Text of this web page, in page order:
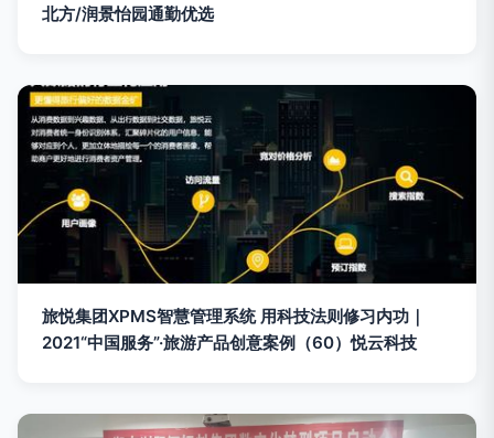
北方/润景怡园通勤优选
旅悦集团XPMS智慧管理系统 用科技法则修习内功｜
2021“中国服务”·旅游产品创意案例（60）悦云科技